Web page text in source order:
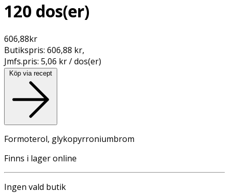
120 dos(er)
606,88kr
Butikspris: 606,88 kr,
Jmfs.pris: 5,06 kr / dos(er)
Köp via recept
Formoterol, glykopyrroniumbrom
Finns i lager online
Ingen vald butik